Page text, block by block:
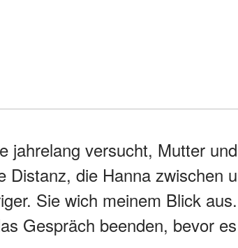
jahrelang versucht, Mutter
Distanz, die Hanna zwischen
Sie wich meinem Blick
Gespräch beenden, bevor